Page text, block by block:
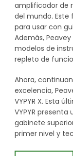
amplificador de
del mundo.
para usar con
Además,
modelos de
repleto de
Ahora,
excelencia,
VYPYR X. Esta
VYPYR
gabinete
primer nivel y